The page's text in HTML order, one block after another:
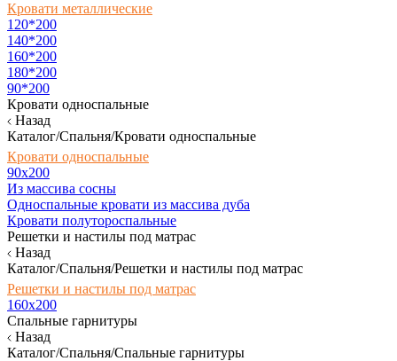
Кровати металлические
120*200
140*200
160*200
180*200
90*200
Кровати односпальные
Назад
Каталог/Спальня/Кровати односпальные
Кровати односпальные
90х200
Из массива сосны
Односпальные кровати из массива дуба
Кровати полутороспальные
Решетки и настилы под матрас
Назад
Каталог/Спальня/Решетки и настилы под матрас
Решетки и настилы под матрас
160х200
Спальные гарнитуры
Назад
Каталог/Спальня/Спальные гарнитуры